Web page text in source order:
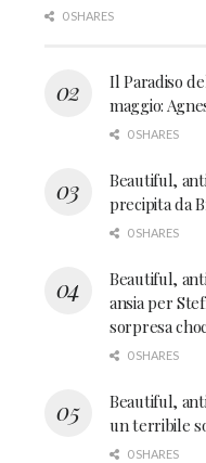
0 SHARES
Il Paradiso
maggio:
0 SHARES
Beautiful,
precipita da
0 SHARES
Beautiful,
ansia per
sorpresa
0 SHARES
Beautiful,
un terribile
0 SHARES